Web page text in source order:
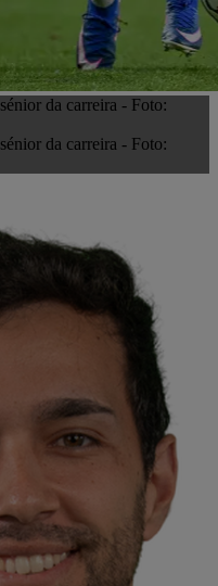
da carreira - Foto:
da carreira - Foto: